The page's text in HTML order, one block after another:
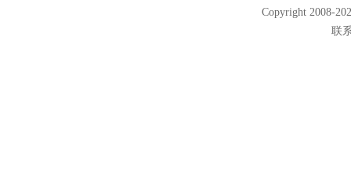
Copyright 2008-
联